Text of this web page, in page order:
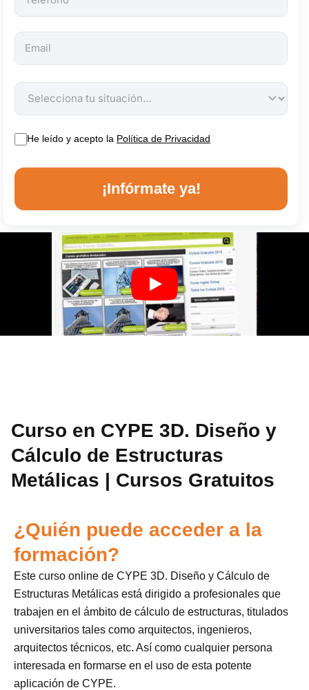
He leído y acepto la Política de Privacidad
¡Infórmate ya!
Curso en CYPE 3D. Diseño y
Cálculo de Estructuras
Metálicas | Cursos Gratuitos
¿Quién puede acceder a la
formación?
Este curso online de CYPE 3D. Diseño y Cálculo de
Estructuras Metálicas está dirigido a profesionales que
trabajen en el ámbito de cálculo de estructuras, titulados
universitarios tales como arquitectos, ingenieros,
arquitectos técnicos, etc. Así como cualquier persona
interesada en formarse en el uso de esta potente
aplicación de CYPE.